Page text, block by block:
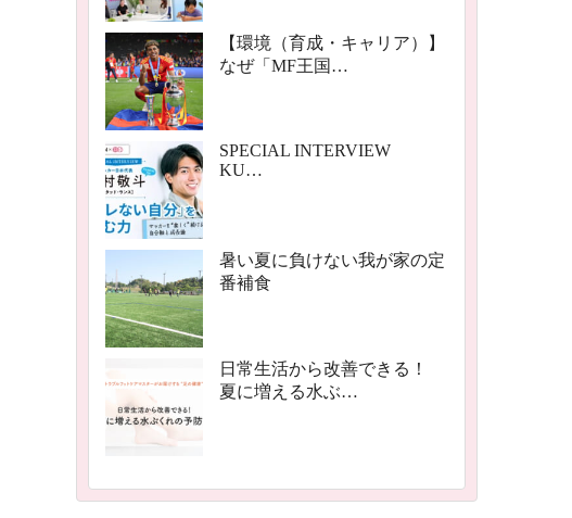
【環境（育成・キャリア）】
なぜ「MF王国…
SPECIAL INTERVIEW
KU…
暑い夏に負けない我が家の定
番補食
日常生活から改善できる！
夏に増える水ぶ…